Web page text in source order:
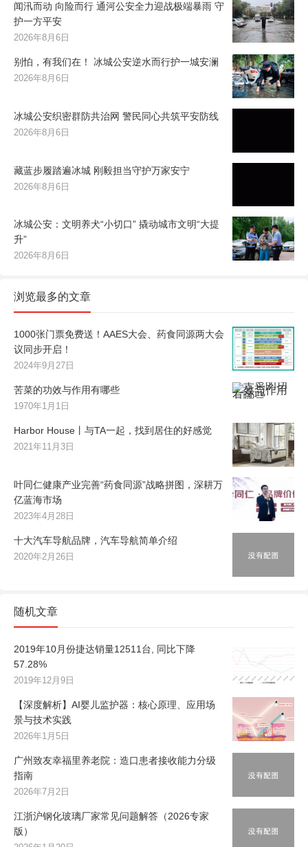
闻汛而动 向险而行 通河公安全力迎战极端暴雨 守
护一方平安
2026年8月6日
别怕，有我们在！ 冰城公安逆水而行护一城安澜
2026年8月6日
冰城公安织密群防共治网 警民同心共筑平安防线
2026年8月6日
藏蓝步履踏遍冰城 刚毅担当守护万家安宁
2026年8月6日
冰城公安：文明养犬“小切口” 撬动城市文明“大提
升”
2026年8月6日
浏览最多的文章
1000张门票免费送！AAES大会、药食同源两大会
议同步开启！
2024年9月27日
苦菜的功效与作用有哪些
1970年1月1日
Harbor House丨与TA一起，找到居住的好感觉
2021年11月3日
叶同仁健康产业完善“药食同源”战略拼图，深耕万
亿蓝海市场
2023年4月28日
十大汽车导航品牌，汽车导航简单介绍
2020年2月26日
随机文章
2019年10月份捷达销量12511台, 同比下降
57.28%
2019年12月9日
【深度解析】AI婴儿监护器：核心原理、应用场
景与技术实践
2026年1月5日
广州致友幸福里养老院：造口患者接收能力分级
指南
2026年7月2日
江浙沪钢化玻璃厂家常见问题解答（2026专家
版）